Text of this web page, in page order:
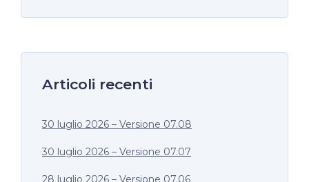
Articoli recenti
30 luglio 2026 – Versione 07.08
30 luglio 2026 – Versione 07.07
28 luglio 2026 – Versione 07.06